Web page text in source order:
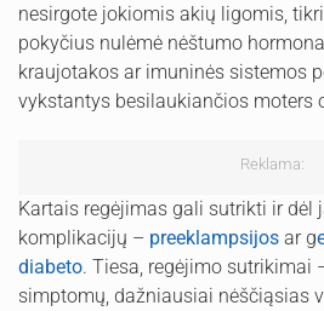
nesirgote jokiomis akių ligomis,
pokyčius nulėmė nėštumo
kraujotakos ar imuninės sistemos
vykstantys besilaukiančios moters
Reklama:
Kartais regėjimas gali sutrikti ir dėl
komplikacijų – preeklampsijos ar g
diabeto. Tiesa, regėjimo sutrikimai
simptomų, dažniausiai nėščiąsias